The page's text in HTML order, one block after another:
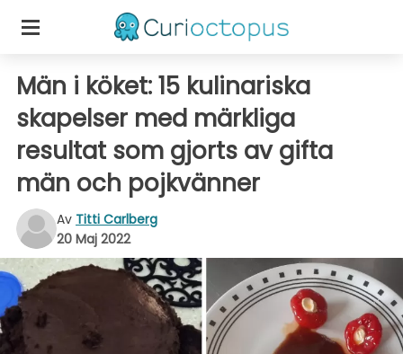
Män i köket: 15 kulinariska
skapelser med märkliga
resultat som gjorts av gifta
män och pojkvänner
Av Titti Carlberg
20 Maj 2022